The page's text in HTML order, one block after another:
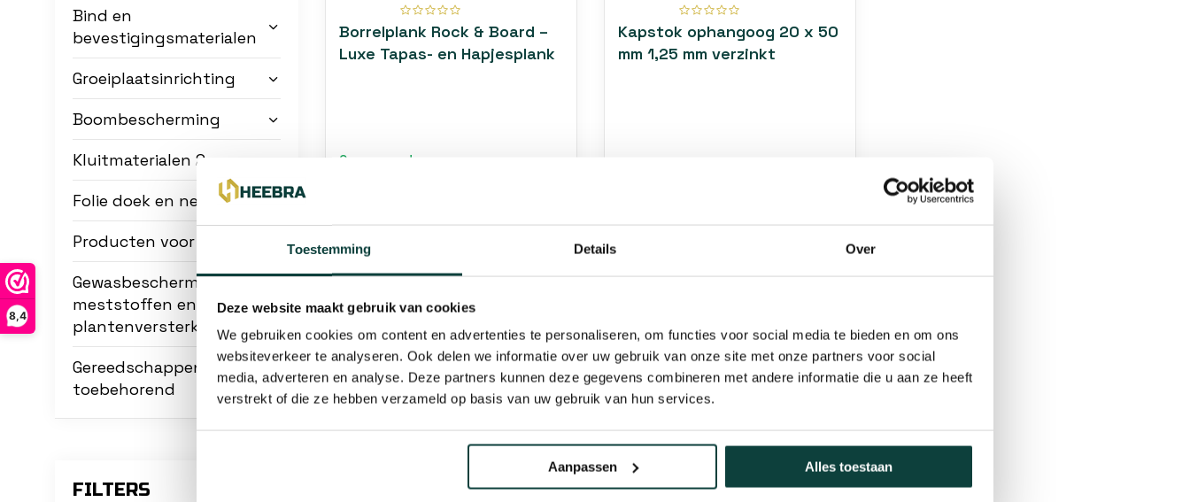
Toestemming Details Over
Deze website maakt gebruik van cookies
We gebruiken cookies om content en advertenties te personaliseren, om functies voor social media te bieden en om ons
websiteverkeer te analyseren. Ook delen we informatie over uw gebruik van onze site met onze partners voor social
media, adverteren en analyse. Deze partners kunnen deze gegevens combineren met andere informatie die u aan ze heeft
verstrekt of die ze hebben verzameld op basis van uw gebruik van hun services.
Aanpassen Alles toestaan
8,4
Bind en
bevestigingsmaterialen
Groeiplaatsinrichting
Boombescherming
Kluitmaterialen 2
Folie doek en net
Producten voor de lente
Gewasbescherming
meststoffen en
plantenversterkers
Gereedschappen en
toebehorend
FILTERS
Borrelplank Rock & Board –
Luxe Tapas- en Hapjesplank
Op voorraad
Kapstok ophangoog 20 x 50
mm 1,25 mm verzinkt